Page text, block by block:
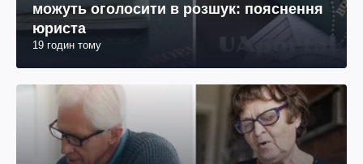
можуть оголосити в розшук: пояснення
юриста
19 годин тому